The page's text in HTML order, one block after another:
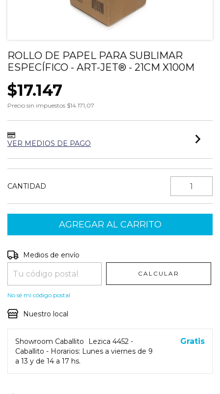
ROLLO DE PAPEL PARA SUBLIMAR
ESPECÍFICO - ART-JET® - 21CM X100M
$17.147
Precio sin impuestos $14.171,07
VER MEDIOS DE PAGO
CANTIDAD
Entregas para el CP:
Medios de envío
CALCULAR
No sé mi código postal
Nuestro local
Showroom Caballito
Lezica 4452 -
Caballito - Horarios: Lunes a viernes de 9
a 13 y de 14 a 17 hs.
Gratis